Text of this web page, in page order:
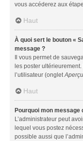
vous accéderez aux
Haut
À quoi sert le bouton «
message ?
Il vous permet de
les poster
l’utilisateur (onglet
Haut
Pourquoi mon message
L’administrateur peut
lequel vous postez
possible aussi que